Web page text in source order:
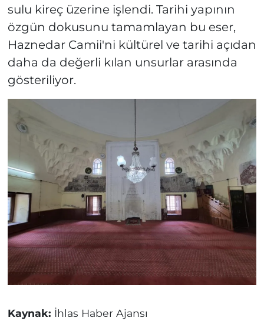
sulu kireç üzerine işlendi. Tarihi yapının
özgün dokusunu tamamlayan bu eser,
Haznedar Camii'ni kültürel ve tarihi açıdan
daha da değerli kılan unsurlar arasında
gösteriliyor.
Kaynak: İhlas Haber Ajansı